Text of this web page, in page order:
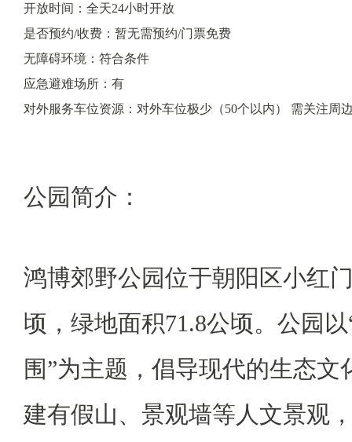
开放时间：全天24小时开放
是否预约/收费：暂无需预约/门票免费
无障碍环境：符合条件
应急避难场所：有
对外服务车位资源：对外车位极少（50个以内） 需关注周
公园简介：
鸿博郊野公园位于朝阳区小红
顷，绿地面积71.8公顷。公园
围”为主题，倡导现代的生态
建有假山、景观墙等人文景观